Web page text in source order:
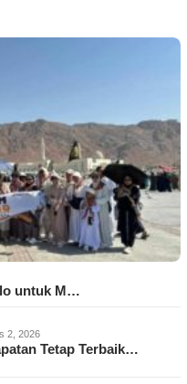
untuk M…
2, 2026
Tetap Terbaik…